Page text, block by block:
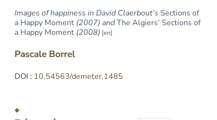
Images of happiness in David Claerbout’s Sections of
a Happy Moment (2007) andThe Algiers’ Sections of
a Happy Moment (2008)
Pascale Borrel
DOI : 10.54563/demeter.1485
Index